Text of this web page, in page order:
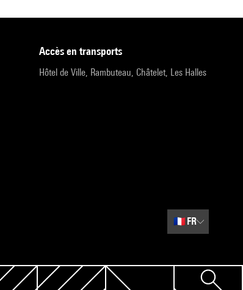
accès en transports
Hôtel de Ville, Rambuteau, Châtelet, Les Halles
🇫🇷 FR